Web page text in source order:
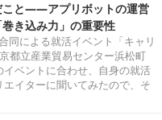
こと――アプリボットの運営
き込み力」の重要性
同による就活イベント「キャリ
都立産業貿易センター浜松町
ベントに合わせ、自身の就活
イターに聞いてみたので、そ